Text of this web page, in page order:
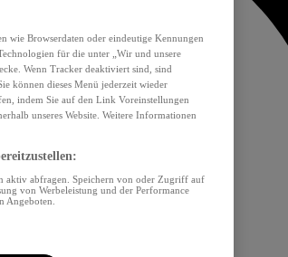
wie Browserdaten oder eindeutige Kennungen
für die unter „Wir und unsere
Wenn Tracker deaktiviert sind, sind
können dieses Menü jederzeit wieder
indem Sie auf den Link Voreinstellungen
unseres Website. Weitere Informationen
aktiv abfragen. Speichern von oder Zugriff auf
von Werbeleistung und der Performance
Angeboten.